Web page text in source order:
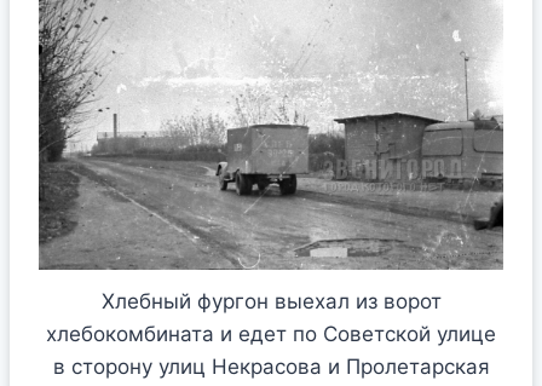
Хлебный фургон выехал из ворот
хлебокомбината и едет по Советской улице
в сторону улиц Некрасова и Пролетарская